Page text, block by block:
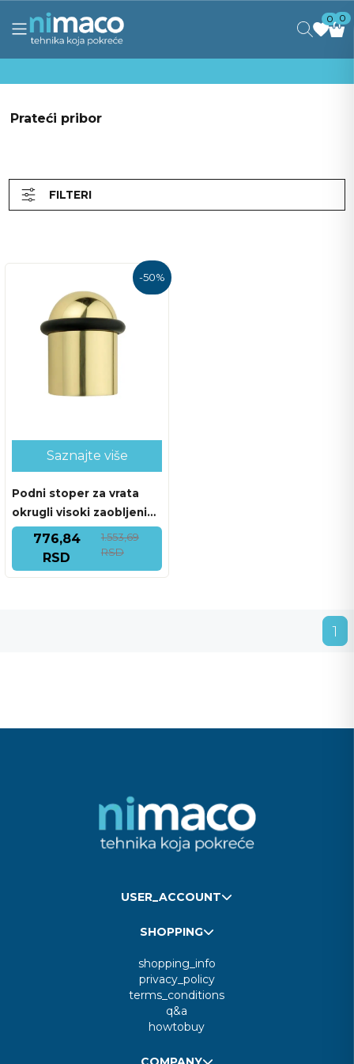
0 0
Prateći pribor
FILTERI
-50%
Saznajte više
Podni stoper za vrata
okrugli visoki zaobljeni
F.01 mesing sjaj
776,84
RSD
1.553,69
RSD
1
USER_ACCOUNT
SHOPPING
shopping_info
privacy_policy
terms_conditions
q&a
howtobuy